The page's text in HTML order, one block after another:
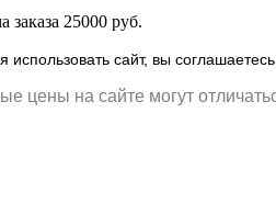
25000 руб.
сайт, вы
цены на сайте могут